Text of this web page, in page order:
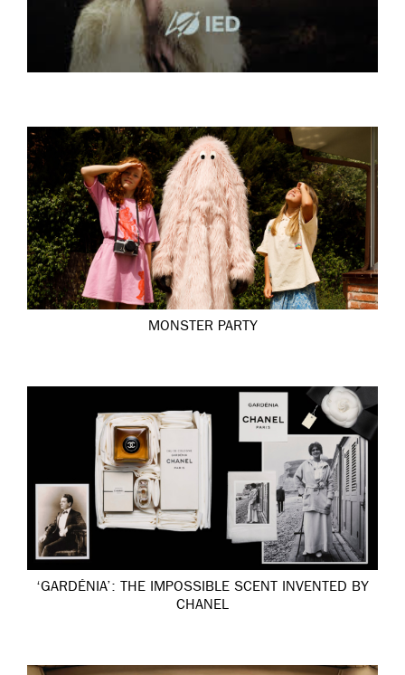
MONSTER PARTY
‘GARDÉNIA’: THE IMPOSSIBLE SCENT INVENTED BY
CHANEL